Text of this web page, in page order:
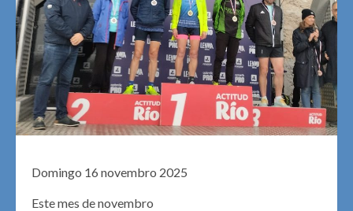
Domingo 16 novembro 2025
Este mes de novembro